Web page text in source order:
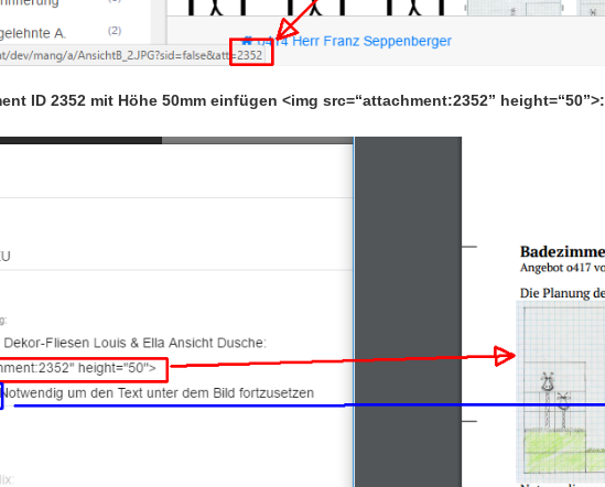
ID 2352 mit Höhe 50mm einfügen <img src=“attachment:2352” height=“50”>: